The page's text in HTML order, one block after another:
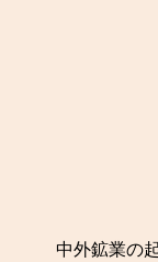
中外鉱業の